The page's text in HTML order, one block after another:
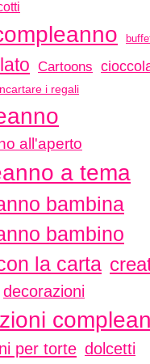
Cartoons
i regali
all'aperto
a tema
bambina
bambino
la carta
decorazioni
per torte dolcetti